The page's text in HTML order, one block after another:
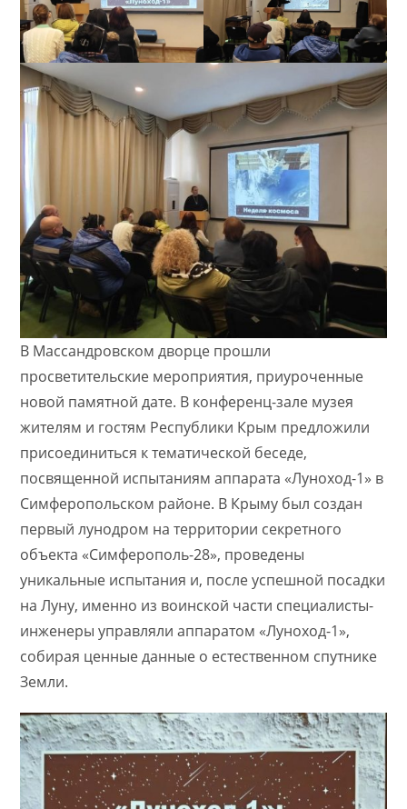
В Массандровском дворце прошли
просветительские мероприятия, приуроченные
новой памятной дате. В конференц-зале музея
жителям и гостям Республики Крым предложили
присоединиться к тематической беседе,
посвященной испытаниям аппарата «Луноход-1» в
Симферопольском районе. В Крыму был создан
первый лунодром на территории секретного
объекта «Симферополь-28», проведены
уникальные испытания и, после успешной посадки
на Луну, именно из воинской части специалисты-
инженеры управляли аппаратом «Луноход-1»,
собирая ценные данные о естественном спутнике
Земли.